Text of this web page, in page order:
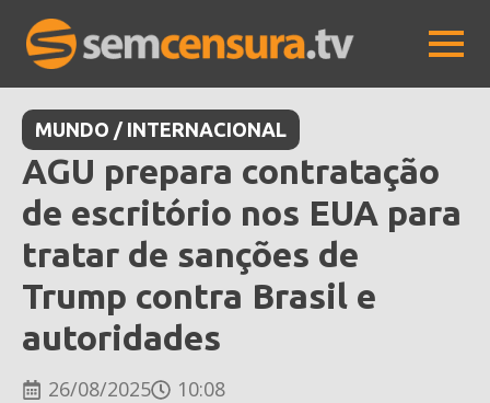
MUNDO / INTERNACIONAL
AGU prepara contratação
de escritório nos EUA para
tratar de sanções de
Trump contra Brasil e
autoridades
26/08/2025 10:08